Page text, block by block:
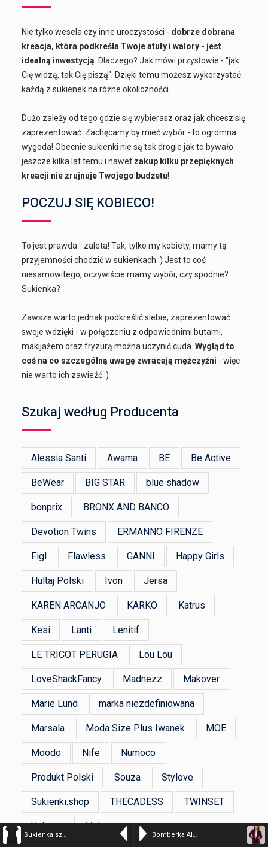
Sukienka szmizjerka bonprix czarny Bomberka Aleksja pepita czerwień wina XL bordo
Nie tylko wesela czy inne uroczystości - dobrze dobrana
kreacja, która podkreśla Twoje atuty i walory - jest
idealną inwestycją . Dlaczego? Jak mówi przysłowie - "jak
Cię widzą, tak Cię piszą". Dzięki temu możesz wykorzystać
każdą z sukienek na różne okoliczności.
Dużo zależy od tego gdzie się wybierasz oraz jak chcesz się
zaprezentować. Zachęcamy by mieć wybór - to ogromna
wygoda! Obecnie sukienki nie są tak drogie jak to bywało
jeszcze kilka lat temu i nawet zakup kilku przepięknych
kreacji nie zrujnuje Twojego budżetu!
POCZUJ SIĘ KOBIECO!
To jest prawda - zaleta! Tak, tylko my kobiety, mamy tą
przyjemności chodzić w sukienkach :) Jest to coś
niesamowitego, oczywiście mamy wybór, czy spodnie?
Sukienka?
Zawsze warto jednak podkreślić siebie, zaprezentować
swoje wdzięki - w połączeniu z odpowiednimi butami,
makijażem oraz fryzurą można uczynić cuda.Wygląd to
coś na co szczególną uwagę zwracają mężczyźni - więc
nie warto ich zawieźć :)
Szukaj według Producenta
Alessia Santi Awama BE Be Active
BeWear BIG STAR blue shadow
bonprix BRONX AND BANCO
Devotion Twins ERMANNO FIRENZE
Figl Flawless GANNI Happy Girls
Hultaj Polski Ivon Jersa
KAREN ARCANJO KARKO Katrus
Kesi Lanti Lenitif
LE TRICOT PERUGIA Lou Lou
LoveShackFancy Madnezz Makover
Marie Lund marka niezdefiniowana
Marsala Moda Size Plus Iwanek MOE
Moodo Nife Numoco
Produkt Polski Souza Stylove
Sukienki.shop THECADESS TWINSET
Unisono Volcano